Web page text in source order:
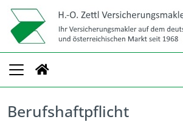
Berufshaftpflicht